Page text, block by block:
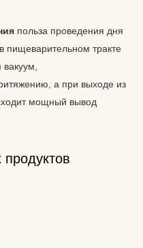
польза проведения дня
тракте
а при выходе из
мощный вывод